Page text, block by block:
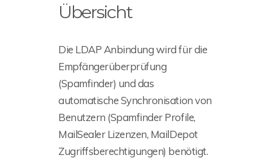
Übersicht
Die LDAP Anbindung wird für die
Empfängerüberprüfung
(Spamfinder) und das
automatische Synchronisation von
Benutzern (Spamfinder Profile,
MailSealer Lizenzen, MailDepot
Zugriffsberechtigungen) benötigt.